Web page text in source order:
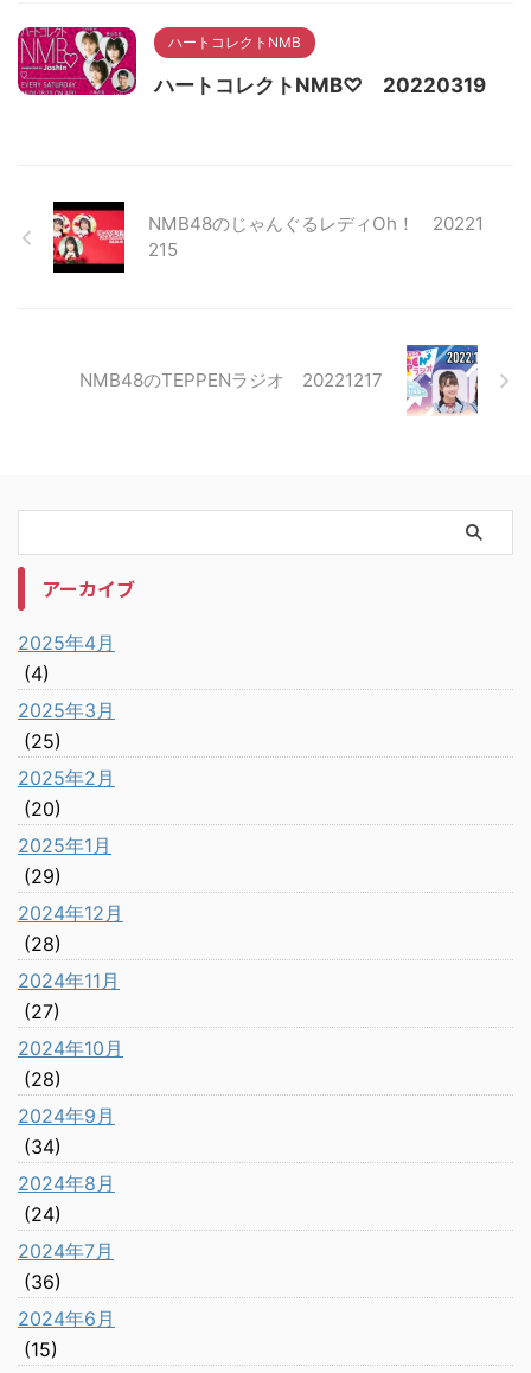
ハートコレクトNMB
ハートコレクトNMB♡ 20220319
NMB48のじゃんぐるレディOh！ 20221
215
NMB48のTEPPENラジオ 20221217
アーカイブ
2025年4月
(4)
2025年3月
(25)
2025年2月
(20)
2025年1月
(29)
2024年12月
(28)
2024年11月
(27)
2024年10月
(28)
2024年9月
(34)
2024年8月
(24)
2024年7月
(36)
2024年6月
(15)